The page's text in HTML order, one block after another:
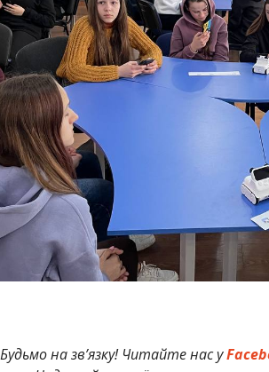
Будьмо на зв’язку! Читайте нас у